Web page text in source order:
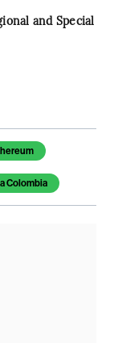
and Special
Colombia